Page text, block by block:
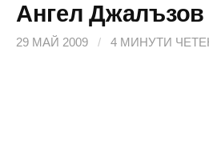
Ангел Джaлъзов
29 МАЙ 2009 / 4 МИНУТИ